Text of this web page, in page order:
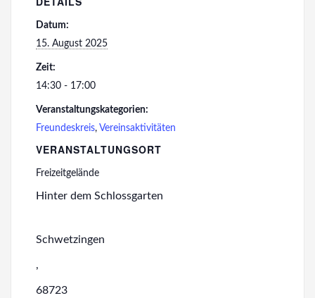
Datum:
15. August 2025
Zeit:
14:30 - 17:00
Veranstaltungskategorien:
Freundeskreis, Vereinsaktivitäten
VERANSTALTUNGSORT
Freizeitgelände
Hinter dem Schlossgarten
Schwetzingen
,
68723